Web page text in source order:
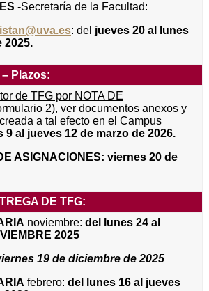
-Secretaría de la Facultad:
: del jueves 20 al lunes
2025.
Plazos:
de TFG por NOTA DE
2), ver documentos anexos y
a tal efecto en el Campus
9 al jueves 12 de marzo de 2026.
ASIGNACIONES: viernes 20 de
DE TFG:
noviembre: del lunes 24 al
2025
19 de diciembre de 2025
febrero: del lunes 16 al jueves